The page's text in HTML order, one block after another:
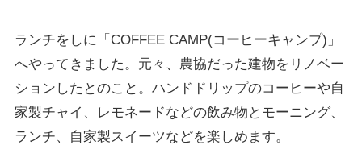
ランチをしに「COFFEE CAMP(コーヒーキャンプ)」
へやってきました。元々、農協だった建物をリノベー
ションしたとのこと。ハンドドリップのコーヒーや自
家製チャイ、レモネードなどの飲み物とモーニング、
ランチ、自家製スイーツなどを楽しめます。